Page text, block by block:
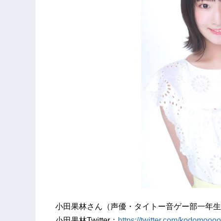
小田果林さん（声優・タイトー音ゲー部一年